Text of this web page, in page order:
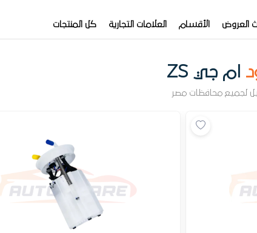
العروض الأقسام العلامات التجارية كل المنتجات
ام جي ZS
لجميع محافظات مصر